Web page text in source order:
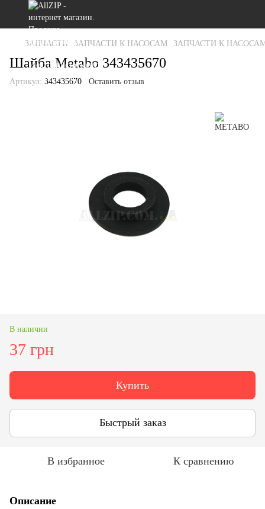
ЗАПЧАСТИ ЗАПЧАСТИ К НАСОСАМ ЗАПЧАСТИ К НАСОСАМ
Шайба Metabo 343435670
Артикул: 343435670 Оставить отзыв
В наличии
37 грн
Купить
Быстрый заказ
В избранное К сравнению
Описание